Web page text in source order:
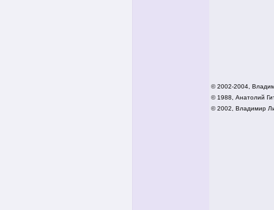
© 2002-2004,
© 1988, Анатолий
© 2002, Владимир